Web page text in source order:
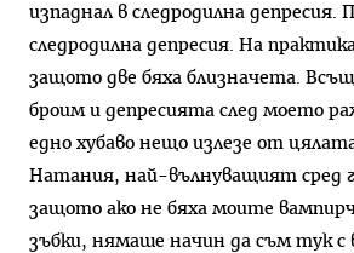
изпаднал в следродилна
следродилна депресия. На
защото две бяха близначета.
броим и депресията след моето
едно хубаво нещо излезе от
Натания, най-вълнуващият сред
защото ако не бяха моите
зъбки, нямаше начин да съм тук с